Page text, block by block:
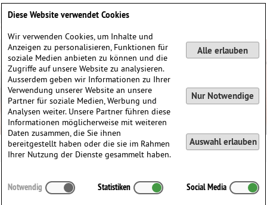
Ihr Input ist uns wichtig
Diese Website verwendet Cookies
Wir verwenden Cookies, um Inhalte und
Anzeigen zu personalisieren, Funktionen für
soziale Medien anbieten zu können und die
Zugriffe auf unsere Website zu analysieren.
Ausserdem geben wir Informationen zu Ihrer
Verwendung unserer Website an unsere
Partner für soziale Medien, Werbung und
Analysen weiter. Unsere Partner führen diese
Informationen möglicherweise mit weiteren
Daten zusammen, die Sie ihnen
bereitgestellt haben oder die sie im Rahmen
Ihrer Nutzung der Dienste gesammelt haben.
Alle erlauben
Nur Notwendige
Auswahl erlauben
Notwendig Statistiken Social Media